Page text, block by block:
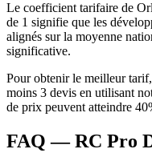
Le coefficient tarifaire de
de 1 signifie que les
alignés sur la moyenne
significative.
Pour obtenir le meilleur
moins 3 devis en utilisant
de prix peuvent atteindre
FAQ — RC Pro